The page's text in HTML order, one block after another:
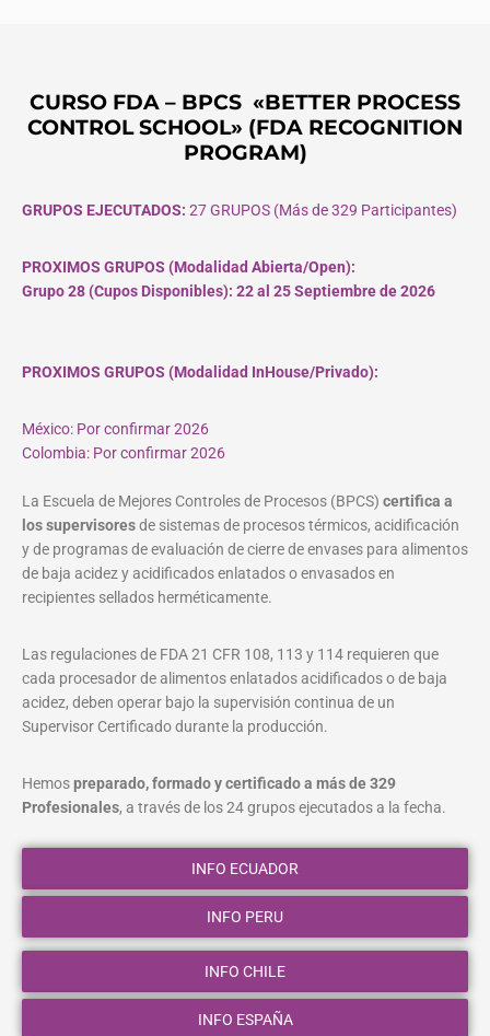
CURSO FDA – BPCS «BETTER PROCESS
CONTROL SCHOOL» (FDA RECOGNITION
PROGRAM)
GRUPOS EJECUTADOS: 27 GRUPOS (Más de 329 Participantes)
PROXIMOS GRUPOS (Modalidad Abierta/Open):
Grupo 28 (Cupos Disponibles): 22 al 25 Septiembre de 2026
PROXIMOS GRUPOS (Modalidad InHouse/Privado):
México: Por confirmar 2026
Colombia: Por confirmar 2026
La Escuela de Mejores Controles de Procesos (BPCS) certifica a
los supervisoresde sistemas de procesos térmicos, acidificación
y de programas de evaluación de cierre de envases para alimentos
de baja acidez y acidificados enlatados o envasados en
recipientes sellados herméticamente.
Las regulaciones de FDA 21 CFR 108, 113 y 114 requieren que
cada procesador de alimentos enlatados acidificados o de baja
acidez, deben operar bajo la supervisión continua de un
Supervisor Certificado durante la producción.
Hemospreparado, formado y certificado a más de 329
Profesionales, a través de los 24 grupos ejecutados a la fecha.
INFO ECUADOR
INFO PERU
INFO CHILE
INFO ESPAÑA